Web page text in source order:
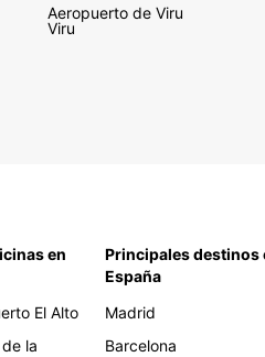
Aeropuerto de Viru
Viru
en
El Alto
la
Principales destinos
España
Madrid
Barcelona